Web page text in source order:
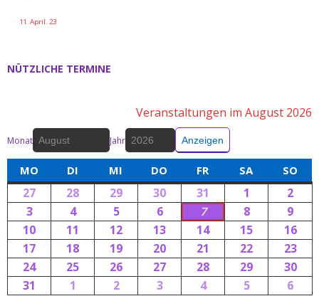
11. April. 23
NÜTZLICHE TERMINE
Veranstaltungen im August 2026
Monat Jahr
MO DI MI DO FR SA SO
27 28 29 30 31 1
2
3
4 5 6 7 8
9
10
11 12 13 14 15
16
17
18 19 20 21 22
23
24
25 26 27 28 29
30
31
1 2 3 4 5 6